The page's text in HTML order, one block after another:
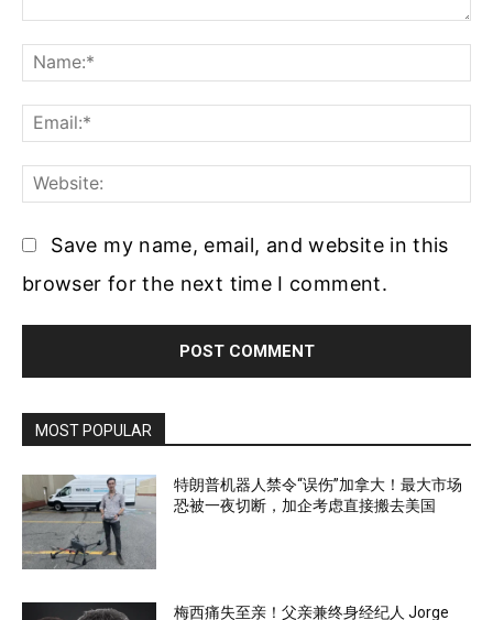
Save my name, email, and website in this
browser for the next time I comment.
MOST POPULAR
特朗普机器人禁令“误伤”加拿大！最大市场
恐被一夜切断，加企考虑直接搬去美国
梅西痛失至亲！父亲兼终身经纪人 Jorge